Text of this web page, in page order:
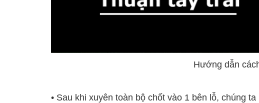
Hướng dẫn
• Sau khi xuyên toàn bộ chốt vào 1 bên lỗ, chúng